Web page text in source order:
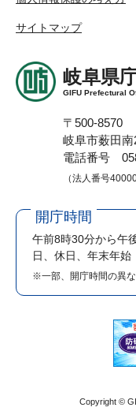
サイトマップ
岐阜県
GIFU Prefectural
〒500-8570
岐阜市薮田
電話番号
（法人番号
開庁時間
午前8時30分から午
日、休日、年末年始
※一部、開庁時間の異な
Copyright ©